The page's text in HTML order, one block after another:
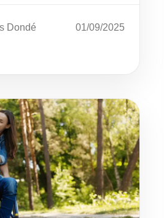
Dondé 01/09/2025